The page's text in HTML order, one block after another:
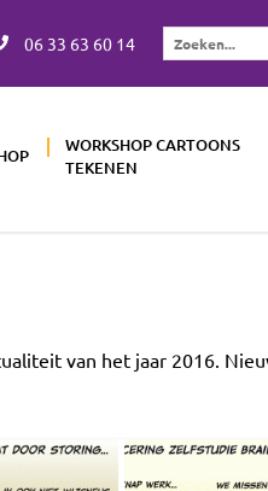
06 33 63 60 14
Zoeken...
WORKSHOP CARTOONS
TEKENEN
van het jaar 2016.